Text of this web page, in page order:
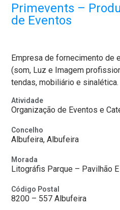
Primevents –
de Eventos
Empresa de fornecimento de
(som, Luz e Imagem
tendas, mobiliário e sinalética.
Atividade
Organização de Eventos e
Concelho
Albufeira, Albufeira
Morada
Litográfis Parque – Pavilhão
Código Postal
8200 – 557 Albufeira